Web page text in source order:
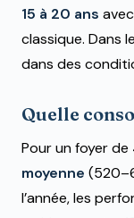
15 à 20 ans
classique. Dans
dans des
Quelle
Pour un foyer de
moyenne
l’année, les